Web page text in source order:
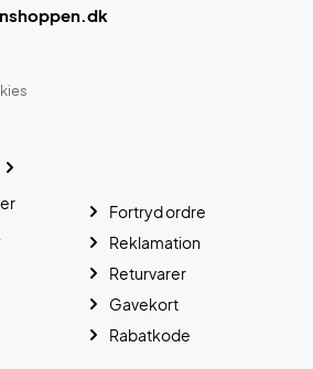
Fortryd ordre
Reklamation
Returvarer
Gavekort
Rabatkode